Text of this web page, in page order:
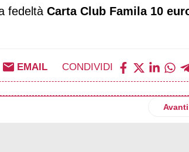
fedeltà Carta Club Famila 10
EMAIL CONDIVIDI
che trasforma la ricerca in startup Avanti